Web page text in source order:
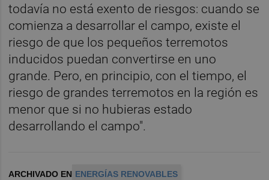
todavía no está exento de riesgos: cuando se
comienza a desarrollar el campo, existe el
riesgo de que los pequeños terremotos
inducidos puedan convertirse en uno
grande. Pero, en principio, con el tiempo, el
riesgo de grandes terremotos en la región es
menor que si no hubieras estado
desarrollando el campo".
ARCHIVADO EN ENERGÍAS RENOVABLES